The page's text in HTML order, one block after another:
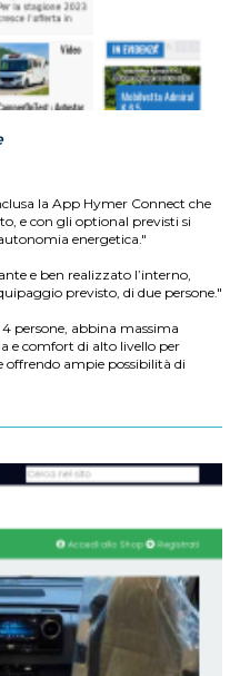
la App Hymer Connect che
e con gli optional previsti si
energetica."
e ben realizzato l’interno,
previsto, di due persone."
persone, abbina massima
e comfort di alto livello per
ampie possibilità di